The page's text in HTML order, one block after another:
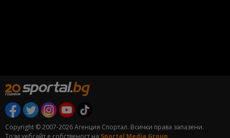
Copyright © 2007-2026 Агенция Спортал. Всички права запазени.
Този уебсайт е собственост на Sportal Media Group